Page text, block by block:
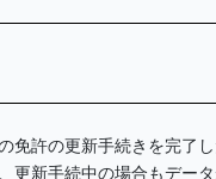
許の更新手続きを完了し
新手続中の場合もデータ